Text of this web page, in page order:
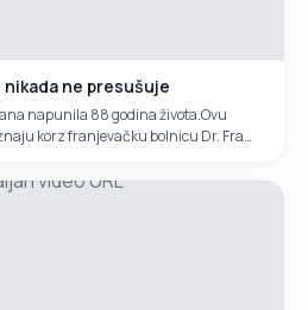
ne presušuje
napunila 88 godina života.Ovu
korz franjevačku bolnicu Dr. Fra
Ponekad bi donosila i mlijeko, čajeve,
video URL